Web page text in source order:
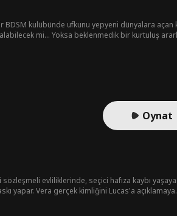
kulübünde ufkunu yepyeni dünyalara açan
mi... Yoksa beklenmedik bir kurtuluş
Oynat
evliliklerinde, seçici hafıza kaybı
yapar. Vera gerçek kimliğini Lucas'a açıklamaya